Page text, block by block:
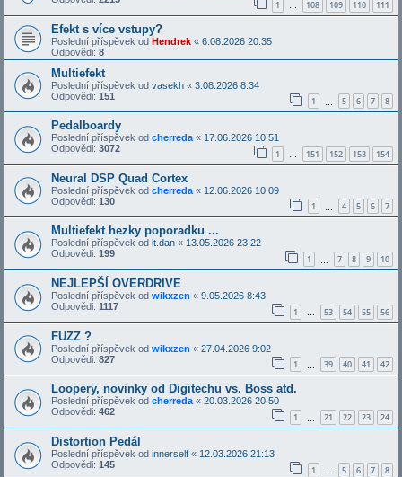
1 … 108 109 110 111
Efekt s více vstupy?
Poslední příspěvek od Hendrek « 6.08.2026 20:35
Odpovědi: 8
Multiefekt
Poslední příspěvek od vasekh « 3.08.2026 8:34
Odpovědi: 151 1 5 6 7 8
Pedalboardy
Poslední příspěvek od cherreda « 17.06.2026 10:51
Odpovědi: 3072 1 … 151 152 153 154
Neural DSP Quad Cortex
Poslední příspěvek od cherreda « 12.06.2026 10:09
Odpovědi: 130 1 4 5 6 7
Multiefekt hezky poporadku ...
Poslední příspěvek od lt.dan « 13.05.2026 23:22
Odpovědi: 199 1 7 8 9 10
NEJLEPŠÍ OVERDRIVE
Poslední příspěvek od wikxzen « 9.05.2026 8:43
Odpovědi: 1117 1 … 53 54 55 56
FUZZ ?
Poslední příspěvek od wikxzen « 27.04.2026 9:02
Odpovědi: 827 1 39 40 41 42
Loopery, novinky od Digitechu vs. Boss atd.
Poslední příspěvek od cherreda« 20.03.2026 20:50
Odpovědi: 462 1 21 22 23 24
Distortion Pedál
Poslední příspěvek od innerself « 12.03.2026 21:13
Odpovědi: 145 1 … 5 6 7 8